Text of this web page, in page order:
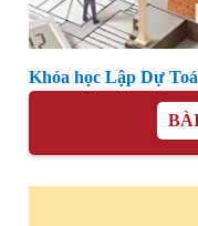
Khóa học Lập Dự